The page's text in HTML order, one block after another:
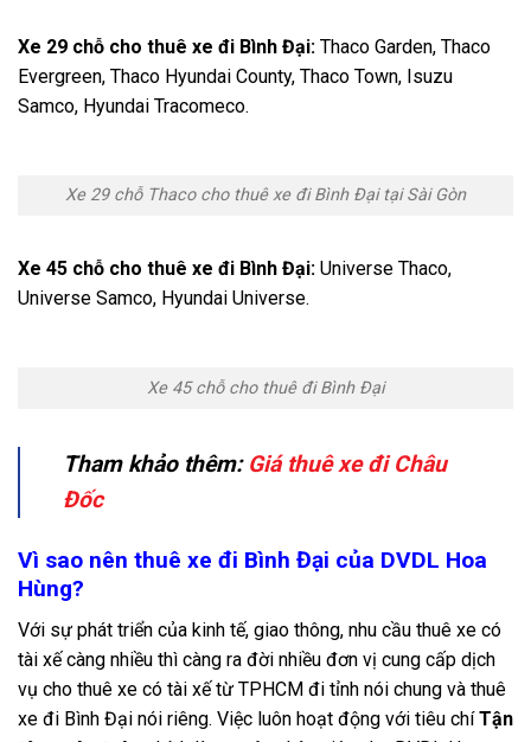
Xe 29 chỗ cho thuê xe đi Bình Đại: Thaco Garden, Thaco
Evergreen, Thaco Hyundai County, Thaco Town, Isuzu
Samco, Hyundai Tracomeco.
Xe 29 chỗ Thaco cho thuê xe đi Bình Đại tại Sài Gòn
Xe 45 chỗ cho thuê xe đi Bình Đại: Universe Thaco,
Universe Samco, Hyundai Universe.
Xe 45 chỗ cho thuê đi Bình Đại
Tham khảo thêm: Giá thuê xe đi Châu
Đốc
Vì sao nên thuê xe đi Bình Đại của DVDL Hoa
Hùng?
Với sự phát triển của kinh tế, giao thông, nhu cầu thuê xe có
tài xế càng nhiều thì càng ra đời nhiều đơn vị cung cấp dịch
vụ cho thuê xe có tài xế từ TPHCM đi tỉnh nói chung và thuê
xe đi Bình Đại nói riêng. Việc luôn hoạt động với tiêu chíTận